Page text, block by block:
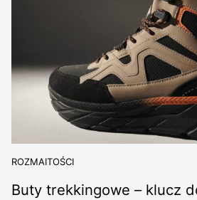
ROZMAITOŚCI
Buty trekkingowe – klucz